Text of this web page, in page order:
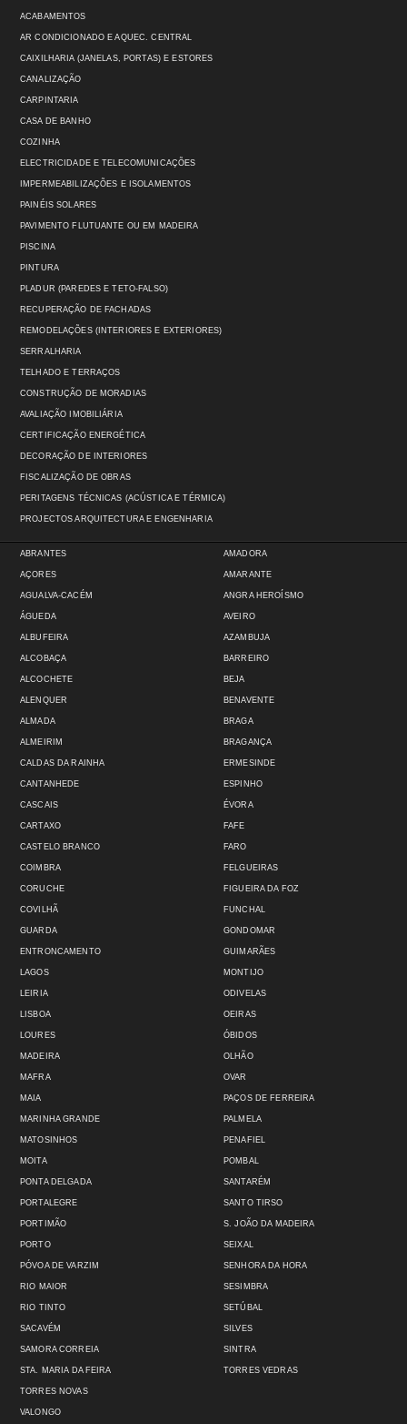
ACABAMENTOS
AR CONDICIONADO E AQUEC. CENTRAL
CAIXILHARIA (JANELAS, PORTAS) E ESTORES
CANALIZAÇÃO
CARPINTARIA
CASA DE BANHO
COZINHA
ELECTRICIDADE E TELECOMUNICAÇÕES
IMPERMEABILIZAÇÕES E ISOLAMENTOS
PAINÉIS SOLARES
PAVIMENTO FLUTUANTE OU EM MADEIRA
PISCINA
PINTURA
PLADUR (PAREDES E TETO-FALSO)
RECUPERAÇÃO DE FACHADAS
REMODELAÇÕES (INTERIORES E EXTERIORES)
SERRALHARIA
TELHADO E TERRAÇOS
CONSTRUÇÃO DE MORADIAS
AVALIAÇÃO IMOBILIÁRIA
CERTIFICAÇÃO ENERGÉTICA
DECORAÇÃO DE INTERIORES
FISCALIZAÇÃO DE OBRAS
PERITAGENS TÉCNICAS (ACÚSTICA E TÉRMICA)
PROJECTOS ARQUITECTURA E ENGENHARIA
ABRANTES
AÇORES
AGUALVA-CACÉM
ÁGUEDA
ALBUFEIRA
ALCOBAÇA
ALCOCHETE
ALENQUER
ALMADA
ALMEIRIM
AMADORA
AMARANTE
ANGRA HEROÍSMO
AVEIRO
AZAMBUJA
BARREIRO
BEJA
BENAVENTE
BRAGA
BRAGANÇA
CALDAS DA RAINHA
CANTANHEDE
CASCAIS
CARTAXO
CASTELO BRANCO
COIMBRA
CORUCHE
COVILHÃ
GUARDA
ENTRONCAMENTO
ERMESINDE
ESPINHO
ÉVORA
FAFE
FARO
FELGUEIRAS
FIGUEIRA DA FOZ
FUNCHAL
GONDOMAR
GUIMARÃES
LAGOS
LEIRIA
LISBOA
LOURES
MADEIRA
MAFRA
MAIA
MARINHA GRANDE
MATOSINHOS
MOITA
MONTIJO
ODIVELAS
OEIRAS
ÓBIDOS
OLHÃO
OVAR
PAÇOS DE FERREIRA
PALMELA
PENAFIEL
POMBAL
PONTA DELGADA
PORTALEGRE
PORTIMÃO
PORTO
PÓVOA DE VARZIM
RIO MAIOR
RIO TINTO
SACAVÉM
SAMORA CORREIA
STA. MARIA DA FEIRA
SANTARÉM
SANTO TIRSO
S. JOÃO DA MADEIRA
SEIXAL
SENHORA DA HORA
SESIMBRA
SETÚBAL
SILVES
SINTRA
TORRES VEDRAS
TORRES NOVAS
VALONGO